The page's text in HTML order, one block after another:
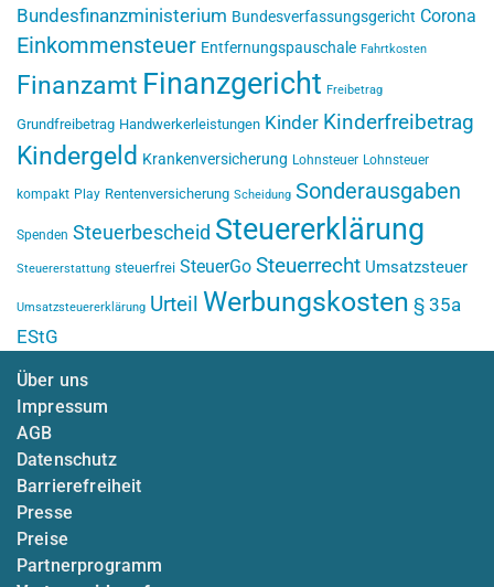
Bundesfinanzministerium Bundesverfassungsgericht Corona
Einkommensteuer Entfernungspauschale Fahrtkosten
Finanzamt Finanzgericht Freibetrag
Grundfreibetrag Handwerkerleistungen Kinder Kinderfreibetrag
Kindergeld Krankenversicherung Lohnsteuer Lohnsteuer
kompakt Play Rentenversicherung Scheidung Sonderausgaben
Spenden Steuerbescheid Steuererklärung
Steuererstattung steuerfrei SteuerGo Steuerrecht Umsatzsteuer
Umsatzsteuererklärung Urteil Werbungskosten § 35a
EStG
Über uns
Impressum
AGB
Datenschutz
Barrierefreiheit
Presse
Preise
Partnerprogramm